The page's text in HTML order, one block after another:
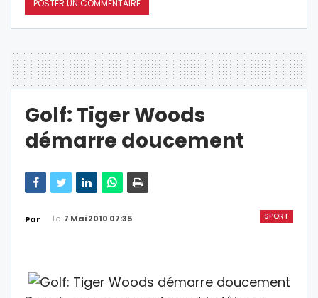
Golf: Tiger Woods
démarre doucement
SPORT
Par Le 7 Mai 2010 07:35